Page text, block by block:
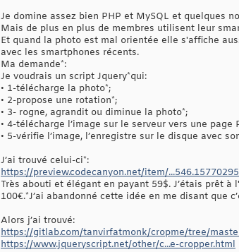
Je domine assez bien PHP et MySQL et quelques
Mais de plus en plus de membres utilisent leur
Et quand la photo est mal orientée elle s'affiche
avec les smartphones récents.
Ma demande*:
Je voudrais un script Jquery*qui:
• 1-télécharge la photo*;
• 2-propose une rotation*;
• 3- rogne, agrandit ou diminue la photo*;
• 4-télécharge l’image sur le serveur vers une page
• 5-vérifie l’image, l’enregistre sur le disque avec
J’ai trouvé celui-ci*:
https://preview.codecanyon.net/item/
Très abouti et élégant en payant 59$. J’étais prêt
100€.*J’ai abandonné cette idée en me disant que
Alors j’ai trouvé:
https://gitlab.com/tanvirfatmonk/cropme/tree/
https://www.jqueryscript.net/other/c...e-cropper.html